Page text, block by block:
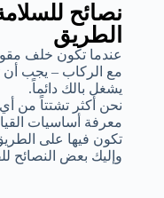
نصائح
الطريق
عندما تكون خلف
مع الركاب – يجب أن
يشغل بالك دائماً.
نحن أكثر تشتتاً من
معرفة أساسيات
تكون فيها على
وإليك بعض النصائح